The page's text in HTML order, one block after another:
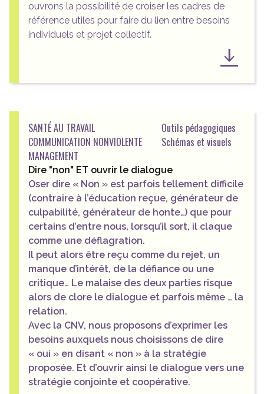
ouvrons la possibilité de croiser les cadres de
référence utiles pour faire du lien entre besoins
individuels et projet collectif.
SANTÉ AU TRAVAIL
COMMUNICATION NONVIOLENTE
MANAGEMENT
Outils pédagogiques
Schémas et visuels
Dire "non" ET ouvrir le dialogue
Oser dire « Non » est parfois tellement difficile
(contraire à l’éducation reçue, générateur de
culpabilité, générateur de honte…) que pour
certains d’entre nous, lorsqu’il sort, il claque
comme une déflagration.
Il peut alors être reçu comme du rejet, un
manque d’intérêt, de la défiance ou une
critique… Le malaise des deux parties risque
alors de clore le dialogue et parfois même … la
relation.
Avec la CNV, nous proposons d’exprimer les
besoins auxquels nous choisissons de dire
« oui » en disant « non » à la stratégie
proposée. Et d’ouvrir ainsi le dialogue vers une
stratégie conjointe et coopérative.